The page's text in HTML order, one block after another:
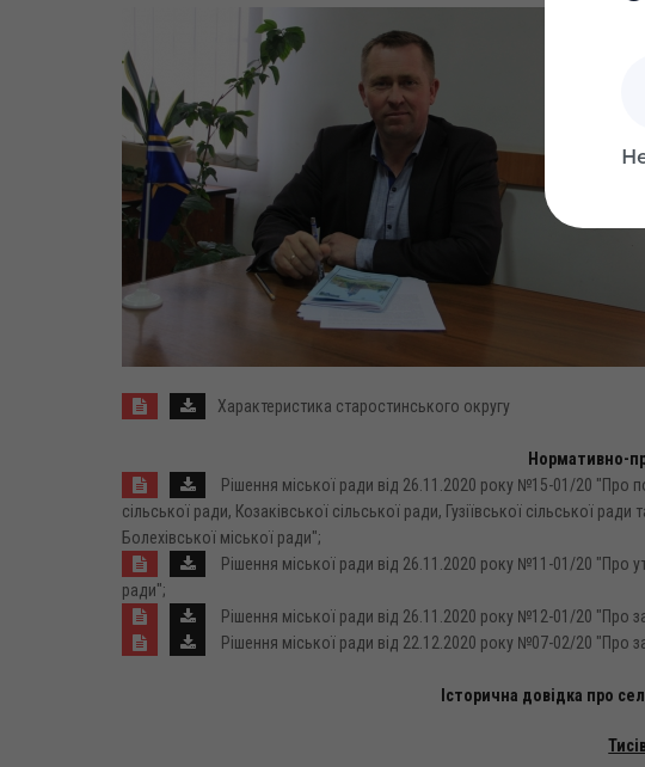
Характеристика старостинського округу
Нормативно-
Рішення міської ради від 26.11.2020 року №15-01/20 "Про
сільської ради, Козаківської сільської ради, Гузіївської сільської
Болехівської міської ради";
Рішення міської ради від 26.11.2020 року №11-01/20 "Про
ради";
Рішення міської ради від 26.11.2020 року №12-01/20 "Про
Рішення міської ради від 22.12.2020 року №07-02/20 "Про
Історична довідка про